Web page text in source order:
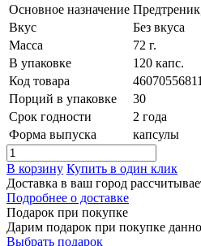
Основное назначение
Вкус
Без вкуса
Масса
72 г.
В упаковке
120 капс.
Код товара
Порций в упаковке
30
Срок годности
2 года
Форма выпуска
капсулы
В корзину Купить в один клик
Доставка в ваш город
Подробнее о доставке
Подарок при покупке
Дарим подарок при покупке
Выбрать подарок